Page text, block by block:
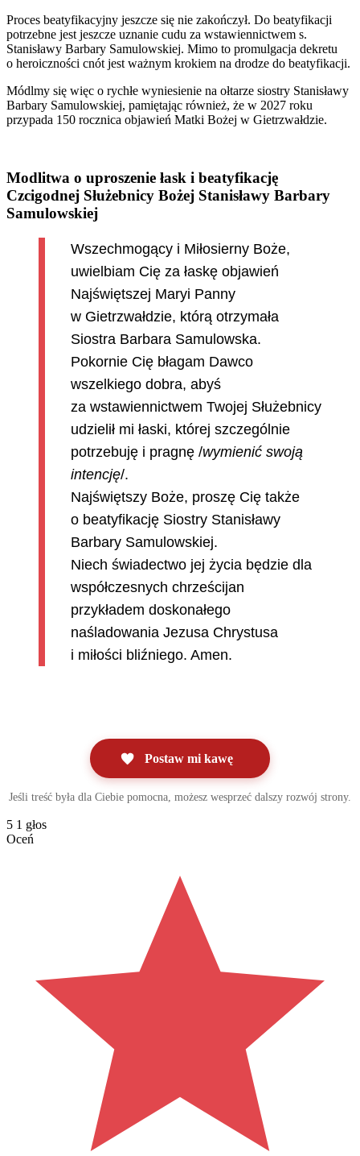
Proces beatyfikacyjny jeszcze się nie zakończył. Do beatyfikacji
potrzebne jest jeszcze uznanie cudu za wstawiennictwem s.
Stanisławy Barbary Samulowskiej. Mimo to promulgacja dekretu
o heroiczności cnót jest ważnym krokiem na drodze do beatyfikacji.
Módlmy się więc o rychłe wyniesienie na ołtarze siostry Stanisławy
Barbary Samulowskiej, pamiętając również, że w 2027 roku
przypada 150 rocznica objawień Matki Bożej w Gietrzwałdzie.
Modlitwa o uproszenie łask i beatyfikację
Czcigodnej Służebnicy Bożej Stanisławy Barbary
Samulowskiej
Wszechmogący i Miłosierny Boże,
uwielbiam Cię za łaskę objawień
Najświętszej Maryi Panny
w Gietrzwałdzie, którą otrzymała
Siostra Barbara Samulowska.
Pokornie Cię błagam Dawco
wszelkiego dobra, abyś
za wstawiennictwem Twojej Służebnicy
udzielił mi łaski, której szczególnie
potrzebuję i pragnę /wymienić swoją
intencję/.
Najświętszy Boże, proszę Cię także
o beatyfikację Siostry Stanisławy
Barbary Samulowskiej.
Niech świadectwo jej życia będzie dla
współczesnych chrześcijan
przykładem doskonałego
naśladowania Jezusa Chrystusa
i miłości bliźniego. Amen.
Postaw mi kawę
Jeśli treść była dla Ciebie pomocna, możesz wesprzeć dalszy rozwój strony.
5 1 głos
Oceń